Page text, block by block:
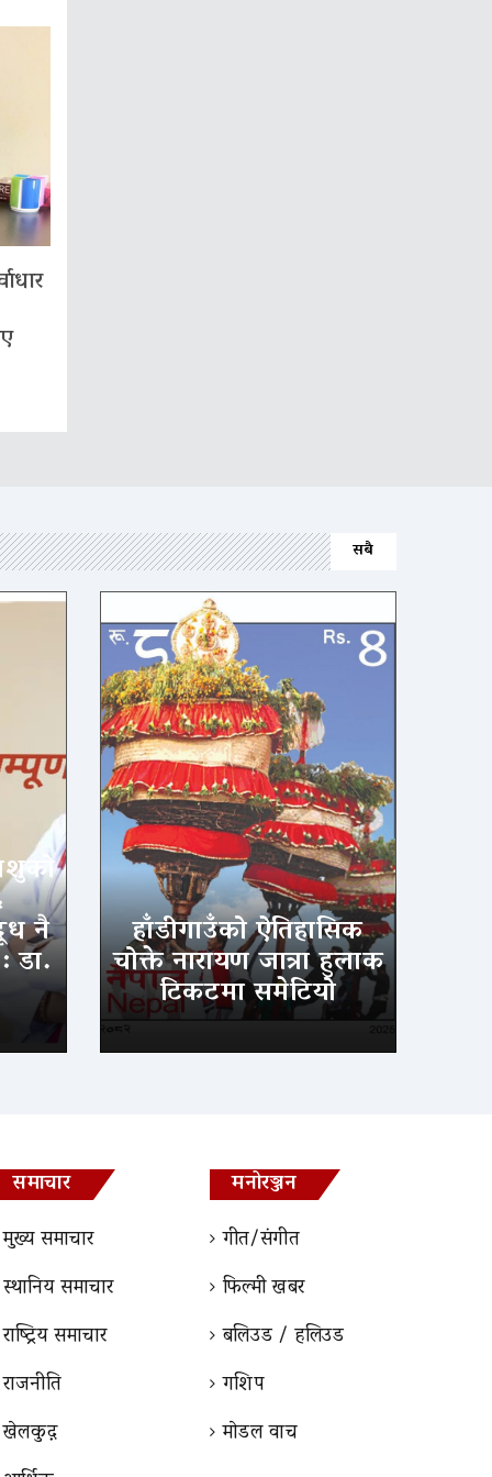
सबै
नै
डा.
हाँडीगाउँको ऐतिहासिक
चोक्ते नारायण जात्रा हुलाक
टिकटमा समेटियो
समाचार
मुख्य समाचार
स्थानिय समाचार
राष्ट्रिय समाचार
राजनीति
खेलकुद़़
मनोरञ्जन
गीत/संगीत
फिल्मी खबर
बलिउड / हलिउड
गशिप
माेडल वाच